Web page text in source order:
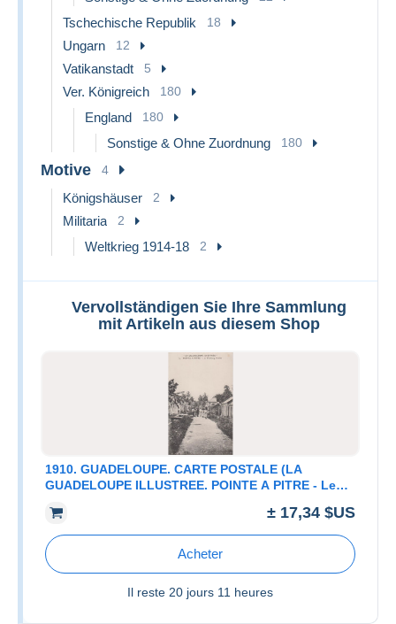
Tschechische Republik 18
Ungarn 12
Vatikanstadt 5
Ver. Königreich 180
England 180
Sonstige & Ohne Zuordnung 180
Motive 4
Königshäuser 2
Militaria 2
Weltkrieg 1914-18 2
Vervollständigen Sie Ihre Sammlung
mit Artikeln aus diesem Shop
1910. GUADELOUPE. CARTE POSTALE (LA
GUADELOUPE ILLUSTREE. POINTE A PITRE - Le
± 17,34 $US
Acheter
Il reste 20 jours 11 heures